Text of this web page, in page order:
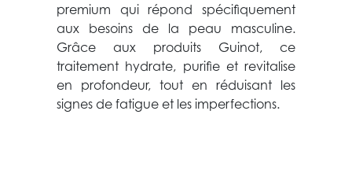
premium qui répond spécifiquement
aux besoins de la peau masculine.
Grâce aux produits Guinot, ce
traitement hydrate, purifie et revitalise
en profondeur, tout en réduisant les
signes de fatigue et les imperfections.